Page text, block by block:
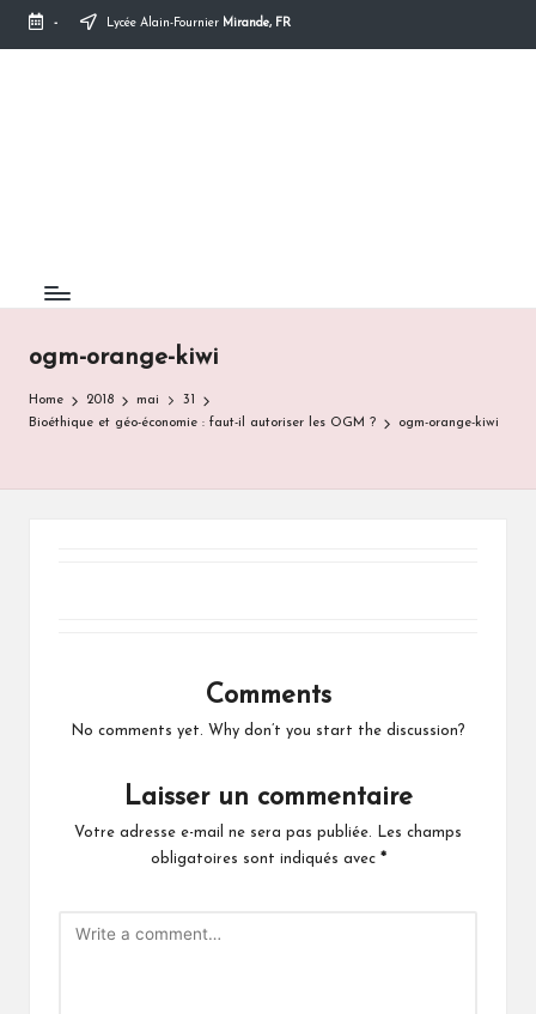
Skip
- Lycée Alain-Fournier Mirande, FR
ogm-orange-kiwi
Home 2018 mai
31
Bioéthique et géo-économie : faut-il autoriser les OGM ?
ogm-orange-kiwi
Comments
No comments yet. Why don’t you start the discussion?
Laisser un commentaire
Votre adresse e-mail ne sera pas publiée.
Les champs
obligatoires sont indiqués avec *